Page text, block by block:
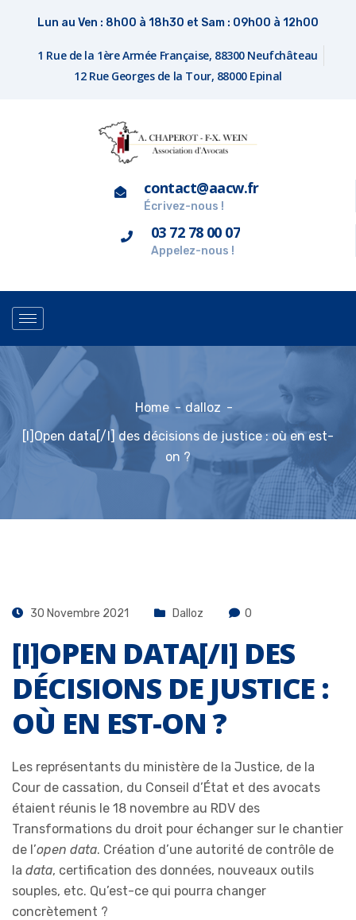
Lun au Ven : 8h00 à 18h30 et Sam : 09h00 à 12h00
1 Rue de la 1ère Armée Française, 88300 Neufchâteau
12 Rue Georges de la Tour, 88000 Epinal
contact@aacw.fr
Écrivez-nous !
03 72 78 00 07
Appelez-nous !
Home
dalloz
[I]Open data[/I] des décisions de justice : où en est-
on ?
30 Novembre 2021 Dalloz 0
[I]OPEN DATA[/I] DES
DÉCISIONS DE JUSTICE :
OÙ EN EST-ON ?
Les représentants du ministère de la Justice, de la
Cour de cassation, du Conseil d’État et des avocats
étaient réunis le 18 novembre au RDV des
Transformations du droit pour échanger sur le chantier
de l’open data. Création d’une autorité de contrôle de
la data, certification des données, nouveaux outils
souples, etc. Qu’est-ce qui pourra changer
concrètement ?